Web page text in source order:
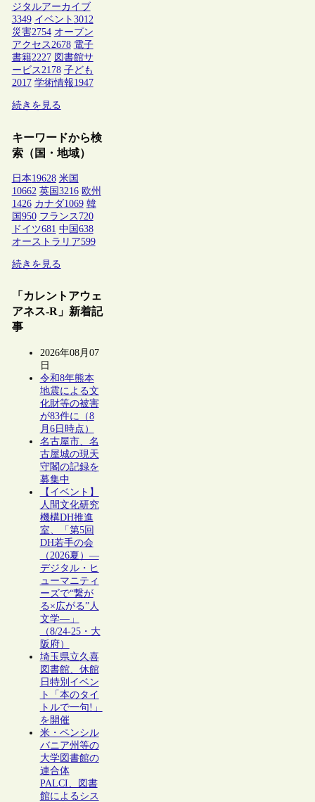
ジタルアーカイブ
3349 イベント 3012
災害2754 オープン
アクセス2678 電子
書籍2227 図書館サ
ービス2178 子ども
2017 学術情報1947
続きを見る
キーワードから検
索（国・地域）
日本19628 米国
10662 英国 3216 欧州
1426 カナダ1069 韓
国 950 フランス 720
ドイツ681 中国 638
オーストラリア599
続きを見る
「カレントアウェ
アネス-R」新着記
事
2026年08月07
日
令和8年熊本
地震による文
化財等の被害
が83件に（8
月6日時点）
名古屋市、名
古屋城の現天
守閣の記録を
募集中
【イベント】
人間文化研究
機構DH推進
室、「第5回
DH若手の会
（2026夏）―
デジタル・ヒ
ューマニティ
ーズで“繋が
る×広がる”人
文学―」
（8/24-25・大
阪府）
埼玉県立久喜
図書館、休館
日特別イベン
ト「本のタイ
トルで一句!」
を開催
米・ペンシル
バニア州等の
大学図書館の
連合体
PALCI、図書
館によるシス